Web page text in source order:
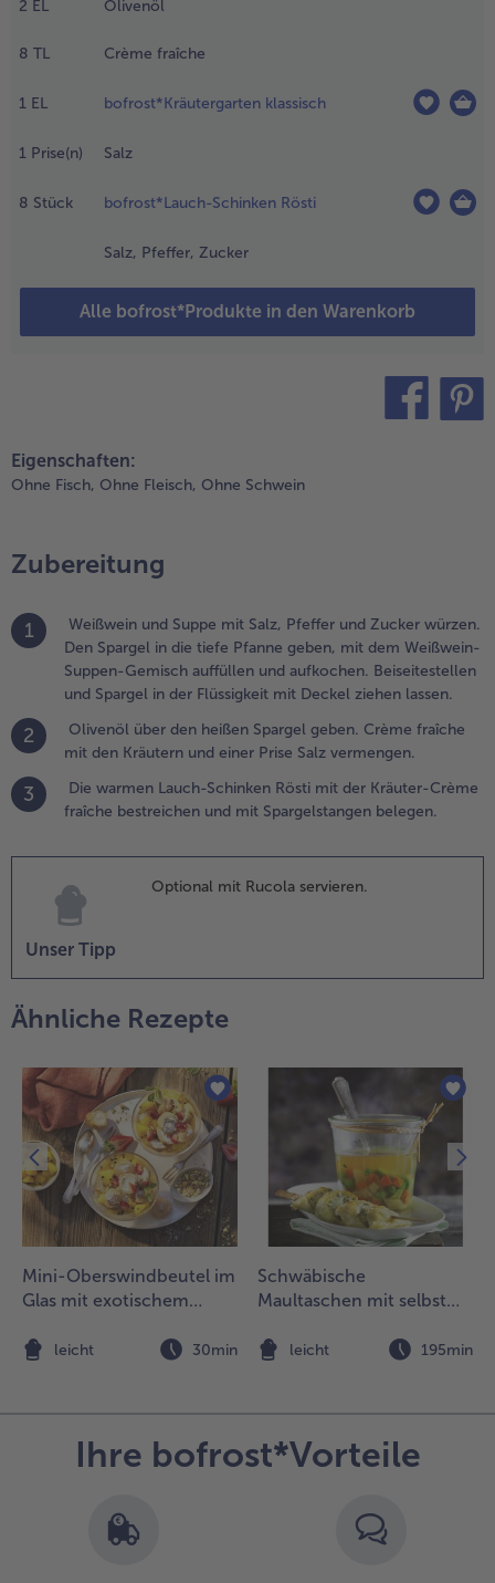
2 EL Olivenöl
8 TL Crème fraîche
1 EL bofrost*Kräutergarten klassisch
1 Prise(n) Salz
8 Stück bofrost*Lauch-Schinken Rösti
Salz, Pfeffer, Zucker
Alle bofrost*Produkte in den Warenkorb
und
Flüssigkeit
den
warmen
Rösti
Crème
mit
Eigenschaften:
Ohne Fisch, Ohne Fleisch, Ohne Schwein
Zubereitung
1
Weißwein und Suppe mit Salz, Pfeffer und Zucker würzen.
Den Spargel in die tiefe Pfanne geben, mit dem Weißwein-
Suppen-Gemisch auffüllen und aufkochen. Beiseitestellen
und Spargel in der Flüssigkeit mit Deckel ziehen lassen.
2
Olivenöl über den heißen Spargel geben. Crème fraîche
mit den Kräutern und einer Prise Salz vermengen.
3
Die warmen Lauch-Schinken Rösti mit der Kräuter-Crème
fraîche bestreichen und mit Spargelstangen belegen.
Unser Tipp
Optional mit Rucola servieren.
Ähnliche Rezepte
Mini-Oberswindbeutel im
Glas mit exotischem
leicht 30min
Schwäbische
Maultaschen mit selbst
leicht 195min
Ihre bofrost*Vorteile